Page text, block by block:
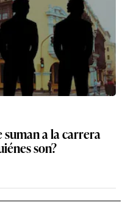
suman a la carrera
son?